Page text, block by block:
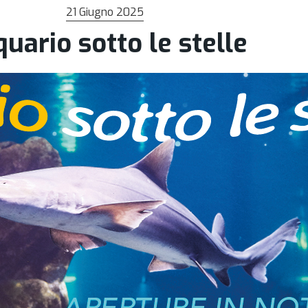
21 Giugno 2025
sotto le stelle